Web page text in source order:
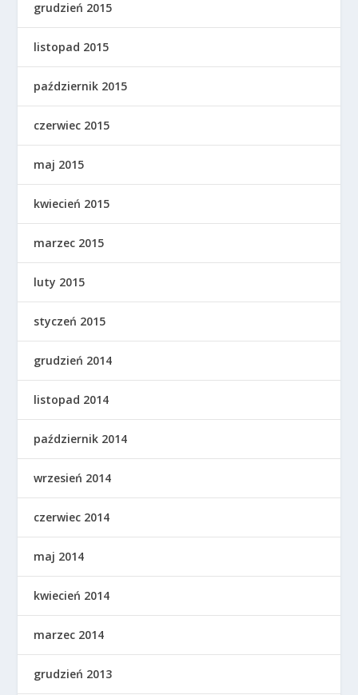
grudzień 2015
listopad 2015
październik 2015
czerwiec 2015
maj 2015
kwiecień 2015
marzec 2015
luty 2015
styczeń 2015
grudzień 2014
listopad 2014
październik 2014
wrzesień 2014
czerwiec 2014
maj 2014
kwiecień 2014
marzec 2014
grudzień 2013